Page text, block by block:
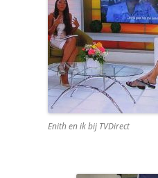
Enith en ik bij TVDirect